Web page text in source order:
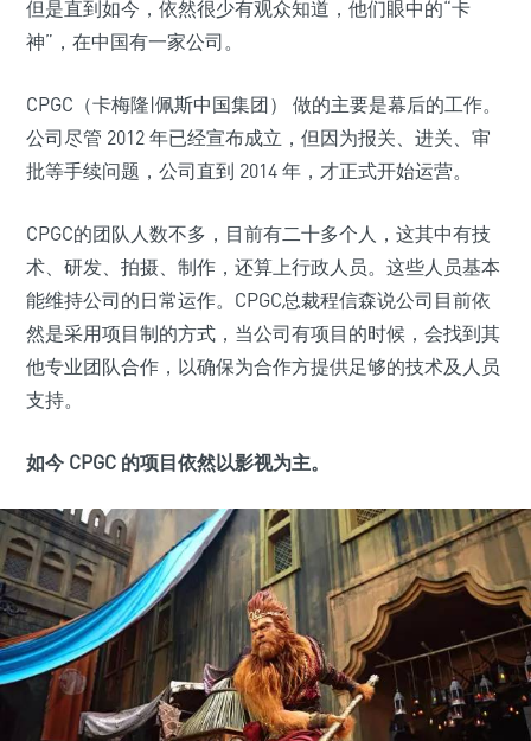
但是直到如今，依然很少有观众知道，他们眼中的“卡
神”，在中国有一家公司。
CPGC（卡梅隆|佩斯中国集团） 做的主要是幕后的工作。
公司尽管 2012 年已经宣布成立，但因为报关、进关、审
批等手续问题，公司直到 2014 年，才正式开始运营。
CPGC的团队人数不多，目前有二十多个人，这其中有技
术、研发、拍摄、制作，还算上行政人员。这些人员基本
能维持公司的日常运作。CPGC总裁程信森说公司目前依
然是采用项目制的方式，当公司有项目的时候，会找到其
他专业团队合作，以确保为合作方提供足够的技术及人员
支持。
如今 CPGC 的项目依然以影视为主。